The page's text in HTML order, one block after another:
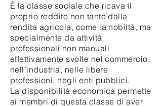
È la classe sociale che ricava il
proprio reddito non tanto dalla
rendita agricola, come la nobiltà, ma
specialmente da attività
professionali non manuali
effettivamente svolte nel commercio,
nell’industria, nelle libere
professioni, negli enti pubblici.
La disponibilità economica permette
ai membri di questa classe di aver